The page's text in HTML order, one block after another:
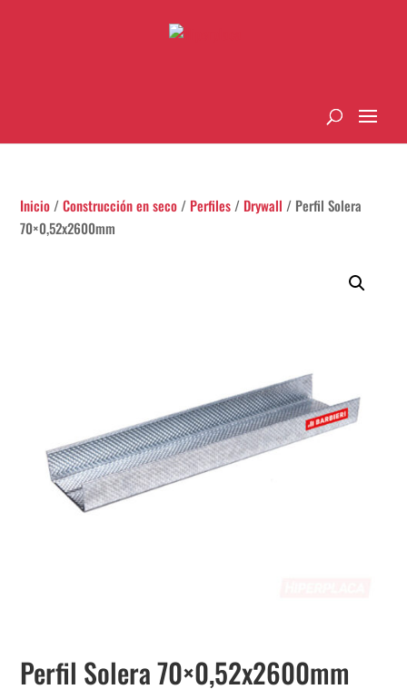
Inicio /Construcción en seco / Perfiles / Drywall / Perfil Solera
70×0,52x2600mm
Perfil Solera 70×0,52x2600mm